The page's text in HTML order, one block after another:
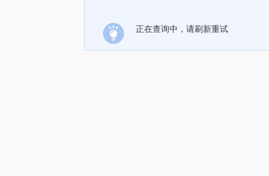
正在查询中，请刷新重试